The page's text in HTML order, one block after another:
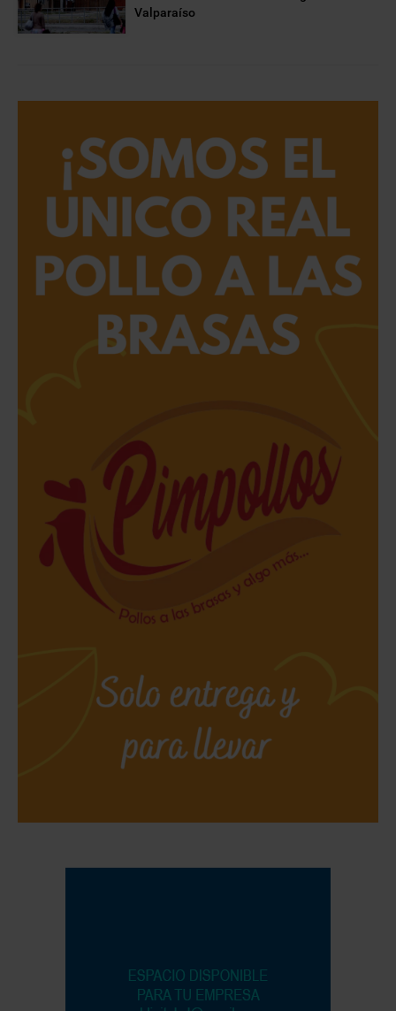
Valparaíso